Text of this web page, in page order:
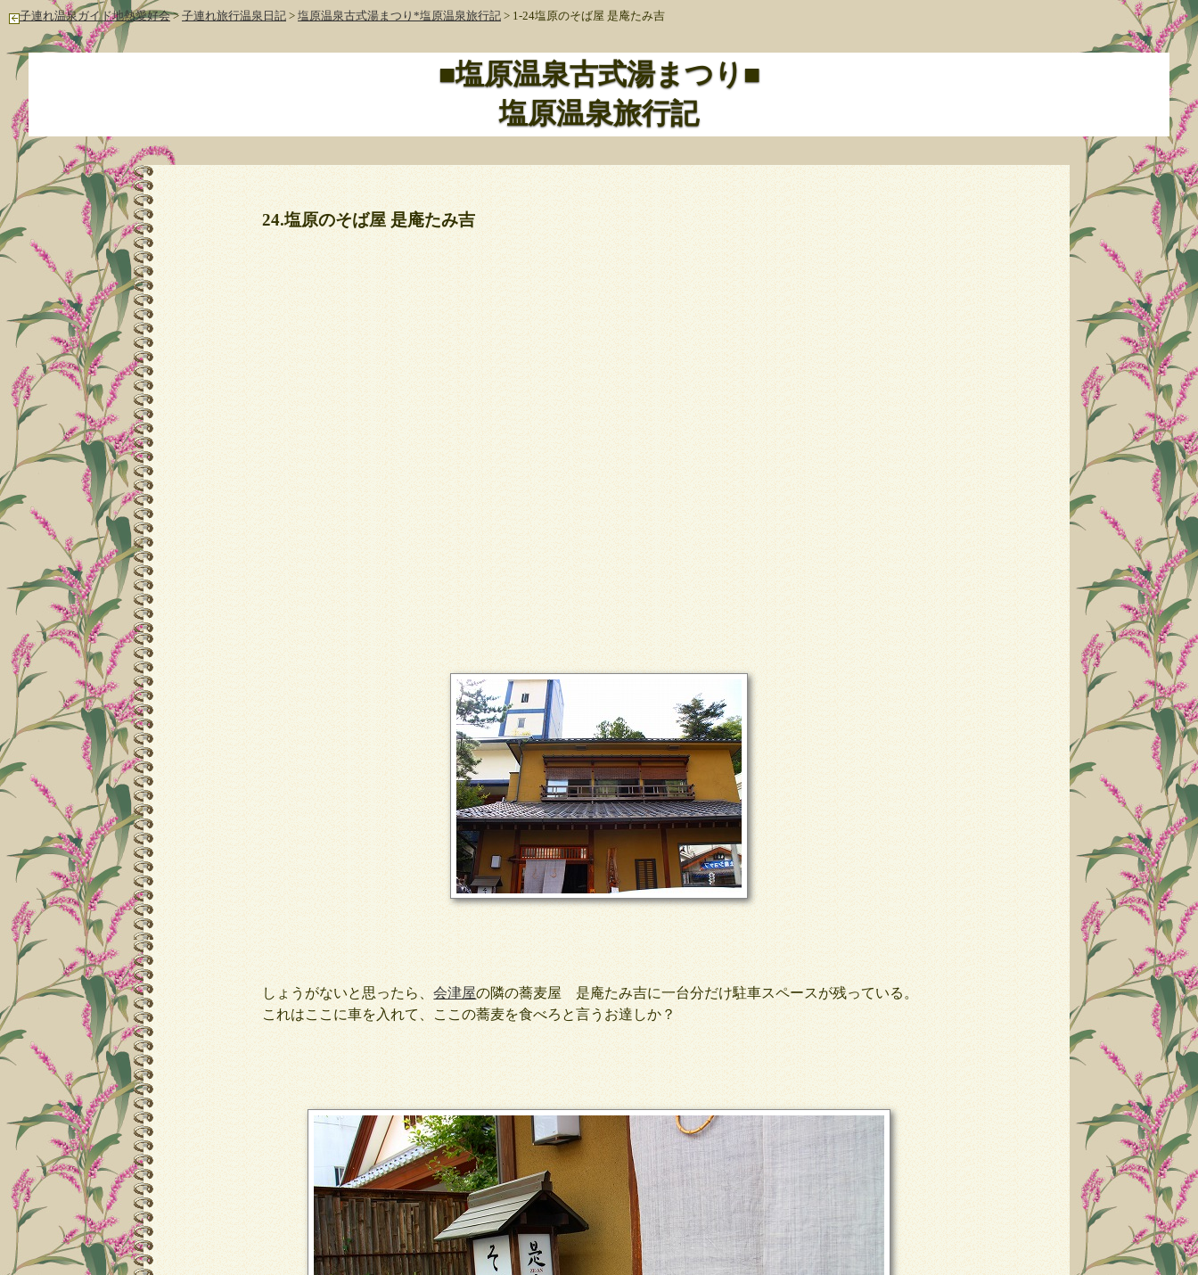
子連れ温泉ガイド地熱愛好会> 子連れ旅行温泉日記 > 塩原温泉古式湯まつり*塩原温泉旅行記 > 1-24塩原のそば屋 是庵たみ吉
■塩原温泉古式湯まつり■
塩原温泉旅行記
24.塩原のそば屋 是庵たみ吉
しょうがないと思ったら、会津屋の隣の蕎麦屋 是庵たみ吉に一台分だけ駐車スペースが残っている。
これはここに車を入れて、ここの蕎麦を食べろと言うお達しか？